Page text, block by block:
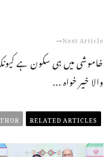
Next Article
خاموشی میں ہی سکون ہے
والا خیر خواہ ...
RELATED ARTICLES